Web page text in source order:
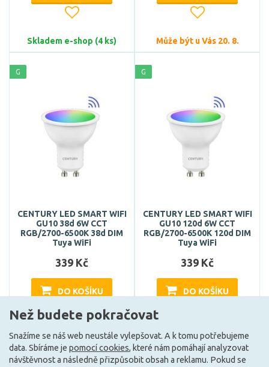
Skladem e-shop (4 ks) Může být u Vás 20. 8.
G
CENTURY LED SMART WIFI
GU10 38d 6W CCT
RGB/2700-6500K 38d DIM
Tuya WiFi
339 Kč
DO KOŠÍKU
Může být u Vás 21. 9.
G
CENTURY LED SMART WIFI
GU10 120d 6W CCT
RGB/2700-6500K 120d DIM
Tuya WiFi
339 Kč
DO KOŠÍKU
Může být u Vás 21. 9.
Než budete pokračovat
Snažíme se náš web neustále vylepšovat. A k tomu potřebujeme
data. Sbíráme je pomocí cookies, které nám pomáhají analyzovat
návštěvnost a následně přizpůsobit obsah a reklamu. Pokud se